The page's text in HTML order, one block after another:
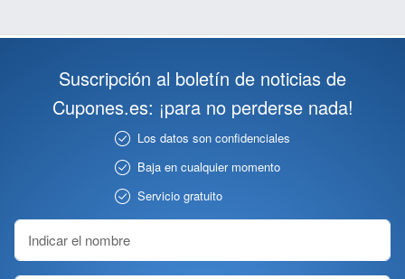
Suscripción al boletín de noticias de
Cupones.es: ¡para no perderse nada!
Los datos son confidenciales
Baja en cualquier momento
Servicio gratuito